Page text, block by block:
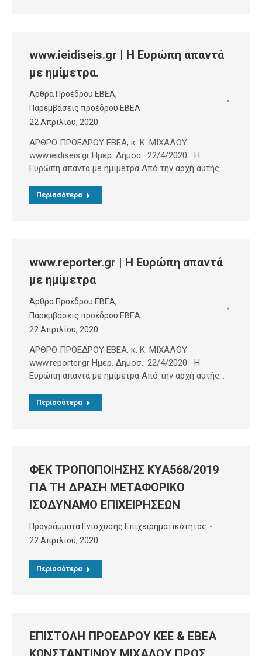
www.ieidiseis.gr | Η Ευρώπη απαντά
με ημίμετρα.
Άρθρα Προέδρου ΕΒΕΑ,
Παρεμβάσεις προέδρου ΕΒΕΑ
22 Απριλίου, 2020
ΑΡΘΡΟ ΠΡΟΕΔΡΟΥ ΕΒΕΑ, κ. Κ. ΜΙΧΑΛΟΥ
www.ieidiseis.gr Ημερ. Δημοσ.: 22/4/2020 Η
Ευρώπη απαντά με ημίμετρα Από την αρχή αυτής…
Περισσότερα
www.reporter.gr | Η Ευρώπη απαντά
με ημίμετρα
Άρθρα Προέδρου ΕΒΕΑ,
Παρεμβάσεις προέδρου ΕΒΕΑ
22 Απριλίου, 2020
ΑΡΘΡΟ ΠΡΟΕΔΡΟΥ ΕΒΕΑ, κ. Κ. ΜΙΧΑΛΟΥ
www.reporter.gr Ημερ. Δημοσ.: 22/4/2020 Η
Ευρώπη απαντά με ημίμετρα Από την αρχή αυτής…
Περισσότερα
ΦΕΚ ΤΡΟΠΟΠΟΙΗΣΗΣ ΚΥΑ568/2019
ΓΙΑ ΤΗ ΔΡΑΣΗ ΜΕΤΑΦΟΡΙΚΟ
ΙΣΟΔΥΝΑΜΟ ΕΠΙΧΕΙΡΗΣΕΩΝ
Προγράμματα Ενίσχυσης Επιχειρηματικότητας
22 Απριλίου, 2020
Περισσότερα
ΕΠΙΣΤΟΛΗ ΠΡΟΕΔΡΟΥ ΚΕΕ & ΕΒΕΑ